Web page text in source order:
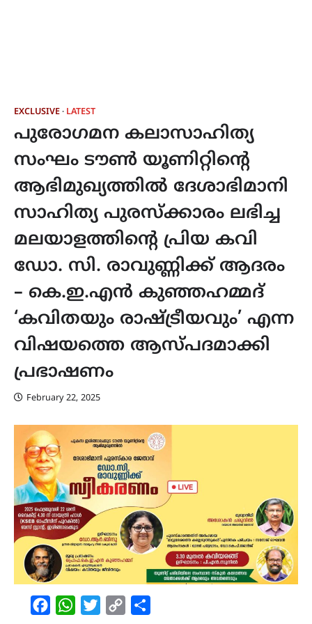
EXCLUSIVE LATEST
പുരോഗമന കലാസാഹിത്യ
സംഘം ടൗൺ യൂണിറ്റിന്റെ
ആഭിമുഖ്യത്തിൽ ദേശാഭിമാനി
സാഹിത്യ പുരസ്ക്കാരം ലഭിച്ച
മലയാളത്തിന്റെ പ്രിയ കവി
ഡോ. സി. രാവുണ്ണിക്ക് ആദരം
– കെ.ഇ.എൻ കുഞ്ഞഹമ്മദ്
‘കവിതയും രാഷ്ട്രീയവും’ എന്ന
വിഷയത്തെ ആസ്പദമാക്കി
പ്രഭാഷണം
February 22, 2025
FacebookWhatsAppTwitterCopy